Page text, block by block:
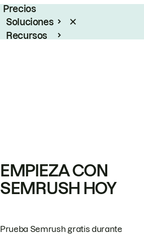
Precios
Soluciones
Recursos
EMPIEZA CON
SEMRUSH HOY
Prueba Semrush gratis durante